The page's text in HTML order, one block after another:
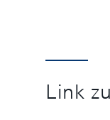
Link